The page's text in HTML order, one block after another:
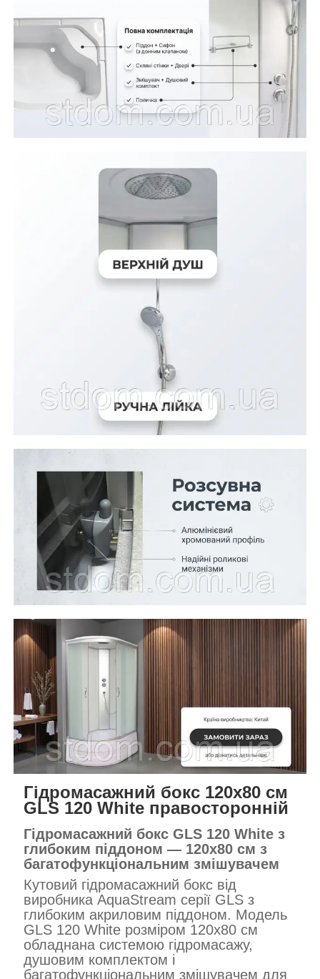
Гідромасажний бокс 120х80 см
GLS 120 White правосторонній
Гідромасажний бокс GLS 120 White з
глибоким піддоном — 120x80 см з
багатофункціональним змішувачем
Кутовий гідромасажний бокс від
виробника AquaStream серії GLS з
глибоким акриловим піддоном. Модель
GLS 120 White розміром 120x80 см
обладнана системою гідромасажу,
душовим комплектом і
багатофункціональним змішувачем для